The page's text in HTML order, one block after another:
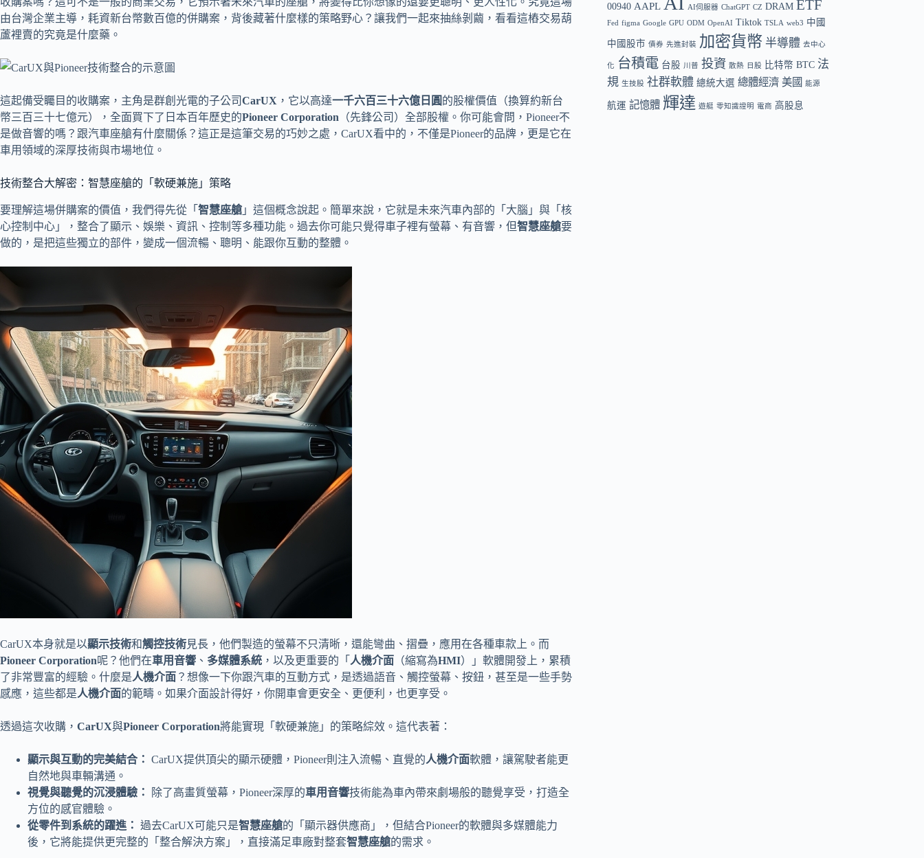
由台灣企業主導，耗資新台幣數百億的併購案，背後藏著什麼樣的策略野心？讓我們一起來抽絲剝繭，看看這樁交易葫
蘆裡賣的究竟是什麼藥。
這起備受矚目的收購案，主角是群創光電的子公司CarUX ，它以高達一千六百三十六億日圓的股權價值（換算約新台
幣三百三十七億元），全面買下了日本百年歷史的Pioneer Corporation （先鋒公司）全部股權。你可能會問，Pioneer不
是做音響的嗎？跟汽車座艙有什麼關係？這正是這筆交易的巧妙之處，CarUX看中的，不僅是Pioneer的品牌，更是它在
車用領域的深厚技術與市場地位。
技術整合大解密：智慧座艙的「軟硬兼施」策略
要理解這場併購案的價值，我們得先從「 智慧座艙 」這個概念說起。簡單來說，它就是未來汽車內部的「大腦」與「核
心控制中心」，整合了顯示、娛樂、資訊、控制等多種功能。過去你可能只覺得車子裡有螢幕、有音響，但智慧座艙要
做的，是把這些獨立的部件，變成一個流暢、聰明、能跟你互動的整體。
CarUX本身就是以顯示技術和觸控技術見長，他們製造的螢幕不只清晰，還能彎曲、摺疊，應用在各種車款上。而
Pioneer Corporation呢？他們在車用音響 、 多媒體系統 ，以及更重要的「 人機介面 （縮寫為HMI）」軟體開發上，累積
了非常豐富的經驗。什麼是人機介面 ？想像一下你跟汽車的互動方式，是透過語音、觸控螢幕、按鈕，甚至是一些手勢
感應，這些都是人機介面的範疇。如果介面設計得好，你開車會更安全、更便利，也更享受。
透過這次收購， CarUX與Pioneer Corporation將能實現「軟硬兼施」的策略綜效。這代表著：
顯示與互動的完美結合： CarUX提供頂尖的顯示硬體，Pioneer則注入流暢、直覺的人機介面軟體，讓駕駛者能更
自然地與車輛溝通。
視覺與聽覺的沉浸體驗：
除了高畫質螢幕，Pioneer深厚的車用音響技術能為車內帶來劇場般的聽覺享受，打造全
方位的感官體驗。
從零件到系統的躍進： 過去CarUX可能只是智慧座艙的「顯示器供應商」，但結合Pioneer的軟體與多媒體能力
後，它將能提供更完整的「整合解決方案」，直接滿足車廠對整套智慧座艙的需求。
00940 AAPL AI伺服器 ChatGPT CZ DRAM ETF
Fed figma Google GPU ODM OpenAI Tiktok TSLA web3 中國
中國股市 債券 先進封裝 加密貨幣 半導體 去中心
化 台積電 台股 川普 投資 散熱 日股 比特幣 BTC 法
規 生技股 社群軟體 總統大選 總體經濟 美國 能源
航運 記憶體 輝達 遊艇 零知識證明 電商 高股息